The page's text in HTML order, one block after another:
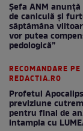
Șefa ANM
de caniculă și
săptămâna
vor putea
pedologică”
RECOMANDARE PE
REDACTIA.RO
Profetul
previziune
pentru final de
intampla cu